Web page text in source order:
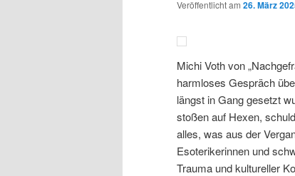
Veröffentlicht am 26. März
Michi Voth von
harmloses Gespräch
längst in Gang gesetzt
stoßen auf Hexen,
alles, was aus der
Esoterikerinnen und
Trauma und kultureller